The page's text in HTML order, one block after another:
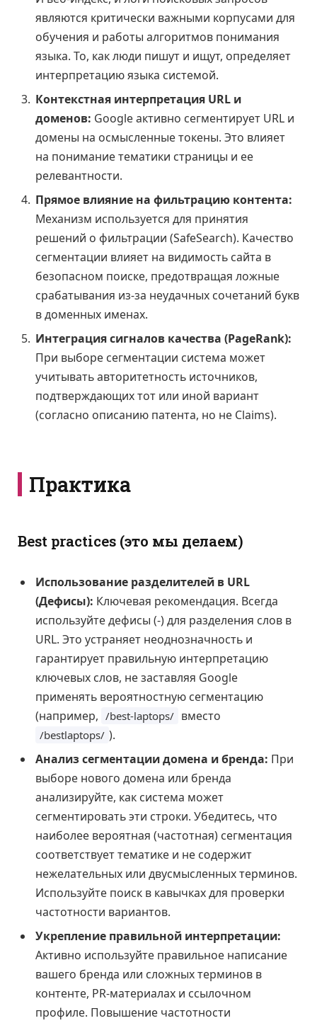
являются критически важными корпусами для
обучения и работы алгоритмов понимания
языка. То, как люди пишут и ищут, определяет
интерпретацию языка системой.
Контекстная интерпретация URL и
доменов: Google активно сегментирует URL и
домены на осмысленные токены. Это влияет
на понимание тематики страницы и ее
релевантности.
Прямое влияние на фильтрацию контента:
Механизм используется для принятия
решений о фильтрации (SafeSearch). Качество
сегментации влияет на видимость сайта в
безопасном поиске, предотвращая ложные
срабатывания из-за неудачных сочетаний букв
в доменных именах.
Интеграция сигналов качества (PageRank):
При выборе сегментации система может
учитывать авторитетность источников,
подтверждающих тот или иной вариант
(согласно описанию патента, но не Claims).
Практика
Best practices (это мы делаем)
Использование разделителей в URL
(Дефисы): Ключевая рекомендация. Всегда
используйте дефисы (-) для разделения слов в
URL. Это устраняет неоднозначность и
гарантирует правильную интерпретацию
ключевых слов, не заставляя Google
применять вероятностную сегментацию
(например, /best-laptops/ вместо
/bestlaptops/ ).
Анализ сегментации домена и бренда: При
выборе нового домена или бренда
анализируйте, как система может
сегментировать эти строки. Убедитесь, что
наиболее вероятная (частотная) сегментация
соответствует тематике и не содержит
нежелательных или двусмысленных терминов.
Используйте поиск в кавычках для проверки
частотности вариантов.
Укрепление правильной интерпретации:
Активно используйте правильное написание
вашего бренда или сложных терминов в
контенте, PR-материалах и ссылочном
профиле. Повышение частотности